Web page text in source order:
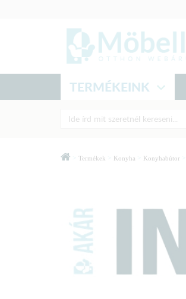
TERMÉKEINK
Termékek Konyha Konyhabútor